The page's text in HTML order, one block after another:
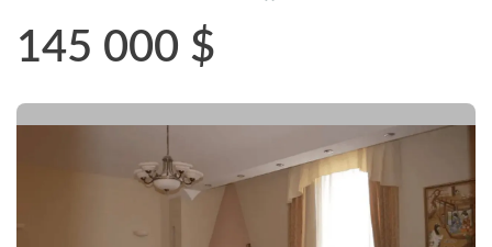
145 000 $